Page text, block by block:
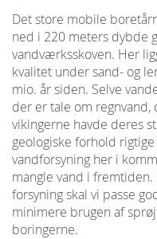
Det store mobile
ned i 220 meters dybde
vandværksskoven. Her
kvalitet under sand- og
mio. år siden. Selve
der er tale om
vikingerne havde deres
geologiske forhold
vandforsyning her i
mangle vand i
forsyning skal vi passe
minimere brugen af
boringerne.